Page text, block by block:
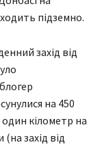
підземно.
захід від
на 450
кілометр на
(на захід від